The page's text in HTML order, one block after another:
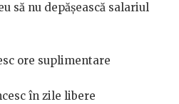
să nu depășească salariul
ore suplimentare
în zile libere